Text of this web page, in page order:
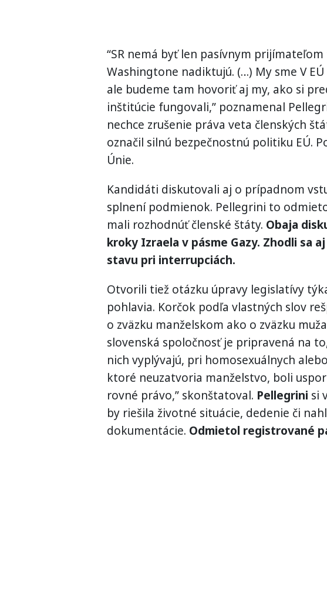
“SR nemá byť len pasívnym
Washingtone nadiktujú. (…) My sme V
ale budeme tam hovoriť aj my, ako si
inštitúcie fungovali,” poznamenal
nechce zrušenie práva veta členských
označil silnú bezpečnostnú politiku EÚ.
Únie.
Kandidáti diskutovali aj o prípadnom
splnení podmienok. Pellegrini to
mali rozhodnúť členské štáty. Obaja
kroky Izraela v pásme Gazy. Zhodli sa
stavu pri interrupciách.
Otvorili tiež otázku úpravy legislatívy
pohlavia. Korčok podľa vlastných slov
o zväzku manželskom ako o zväzku
slovenská spoločnosť je pripravená na
nich vyplývajú, pri homosexuálnych
ktoré neuzatvoria manželstvo, boli
rovné právo,” skonštatoval. Pellegrini si
by riešila životné situácie, dedenie či
dokumentácie. Odmietol registrované